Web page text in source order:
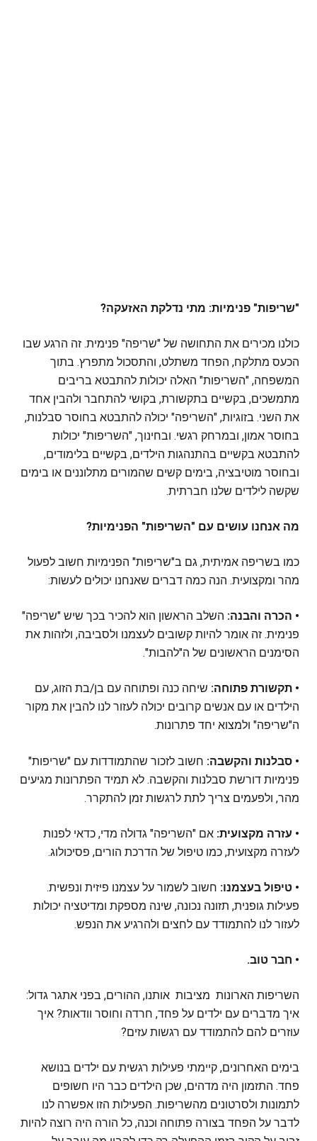
"שריפות" פנימיות: מתי נדלקת האזעקה?
כולנו מכירים את התחושה של "שריפה" פנימית. זה הרגע שבו
הכעס מתלקח, הפחד משתלט, והתסכול מתפרץ. בתוך
המשפחה, "השריפות" האלה יכולות להתבטא בריבים
מתמשכים, בקשיים בתקשורת, בקושי להתחבר ולהבין אחד
את השני. בזוגיות, "השריפה" יכולה להתבטא בחוסר סבלנות,
בחוסר אמון, ובמרחק רגשי. ובחינוך, "השריפות" יכולות
להתבטא בקשיים בהתנהגות הילדים, בקשיים בלימודים,
ובחוסר מוטיבציה, בימים קשים שהמורים מתלוננים או בימים
שקשה לילדים שלנו חברתית.
מה אנחנו עושים עם "השריפות" הפנימיות?
כמו בשריפה אמיתית, גם ב"שריפות" הפנימיות חשוב לפעול
מהר ומקצועית. הנה כמה דברים שאנחנו יכולים לעשות:
• הכרה והבנה: השלב הראשון הוא להכיר בכך שיש "שריפה"
פנימית. זה אומר להיות קשובים לעצמנו ולסביבה, ולזהות את
הסימנים הראשונים של ה"להבות".
• תקשורת פתוחה: שיחה כנה ופתוחה עם בן/בת הזוג, עם
הילדים או עם אנשים קרובים יכולה לעזור לנו להבין את מקור
ה"שריפה" ולמצוא יחד פתרונות.
• סבלנות והקשבה: חשוב לזכור שהתמודדות עם "שריפות"
פנימיות דורשת סבלנות והקשבה. לא תמיד הפתרונות מגיעים
מהר, ולפעמים צריך לתת לרגשות זמן להתקרר.
• עזרה מקצועית: אם "השריפה" גדולה מדי, כדאי לפנות
לעזרה מקצועית, כמו טיפול של הדרכת הורים, פסיכולוג.
• טיפול בעצמנו: חשוב לשמור על עצמנו פיזית ונפשית.
פעילות גופנית, תזונה נכונה, שינה מספקת ומדיטציה יכולות
לעזור לנו להתמודד עם לחצים ולהרגיע את הנפש.
• חבר טוב.
השריפות הארונות מציבות אותנו, ההורים, בפני אתגר גדול:
איך מדברים עם ילדים על פחד, חרדה וחוסר וודאות? איך
עוזרים להם להתמודד עם רגשות עזים?
בימים האחרונים, קיימתי פעילות רגשית עם ילדים בנושא
פחד. התזמון היה מדהים, שכן הילדים כבר היו חשופים
לתמונות ולסרטונים מהשריפות. הפעילות הזו אפשרה לנו
לדבר על הפחד בצורה פתוחה וכנה, כל הורה היה רוצה להיות